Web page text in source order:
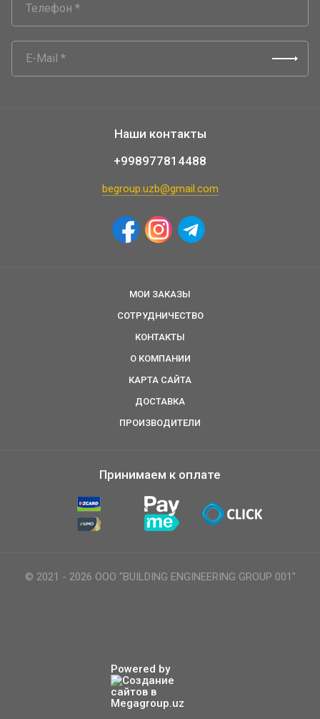
Наши контакты
+998977814488
begroup.uzb@gmail.com
МОИ ЗАКАЗЫ
СОТРУДНИЧЕСТВО
КОНТАКТЫ
О КОМПАНИИ
КАРТА САЙТА
ДОСТАВКА
ПРОИЗВОДИТЕЛИ
Принимаем к оплате
© 2021 - 2026 ООО "BUILDING ENGINEERING GROUP 001"
Powered by